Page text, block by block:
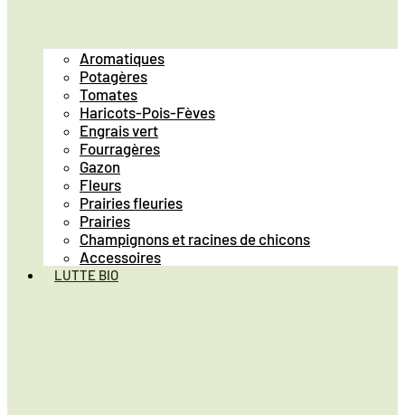
Aromatiques
Potagères
Tomates
Haricots-Pois-Fèves
Engrais vert
Fourragères
Gazon
Fleurs
Prairies fleuries
Prairies
Champignons et racines de chicons
Accessoires
LUTTE BIO